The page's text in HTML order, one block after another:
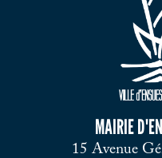
MAIRIE
15 Avenue